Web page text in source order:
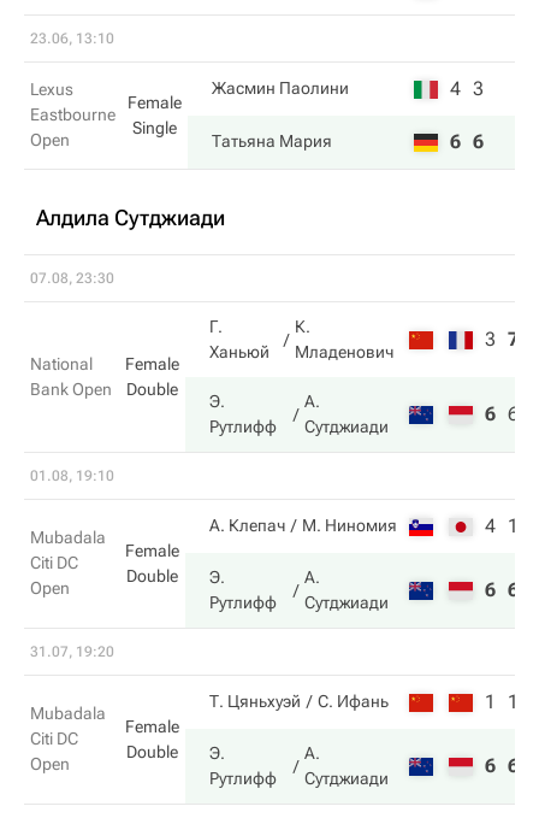
23.06, 13:10
Lexus
Eastbourne
Open
Female
Single
Жасмин Паолини 4 3
Татьяна Мария 6 6
Алдила Сутджиади
07.08, 23:30
National
Bank Open
Female
Double
Г.
Ханьюй
К.
Младенович
3 7
Э.
Рутлифф
А.
Сутджиади
6 6
01.08, 19:10
Mubadala
Citi DC
Open
Female
Double
А. Клепач М. Ниномия 4 1
Э.
Рутлифф
А.
Сутджиади
6 6
31.07, 19:20
Mubadala
Citi DC
Open
Female
Double
Т. Цяньхуэй С. Ифань 1 1
Э.
Рутлифф
А.
Сутджиади
6 6